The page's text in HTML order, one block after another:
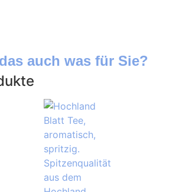
auch was für Sie?